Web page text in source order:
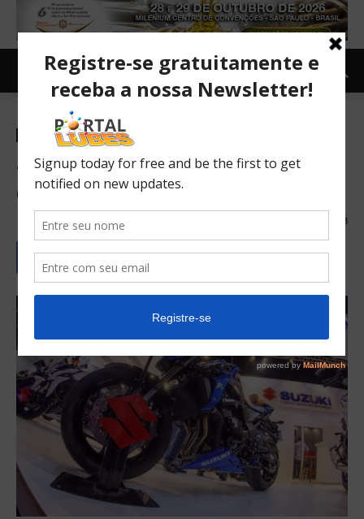
Carro e Moto Moto TOPNEWS
Suzuki pode lançar moto
elétrica em 2021
05/03/2020 353